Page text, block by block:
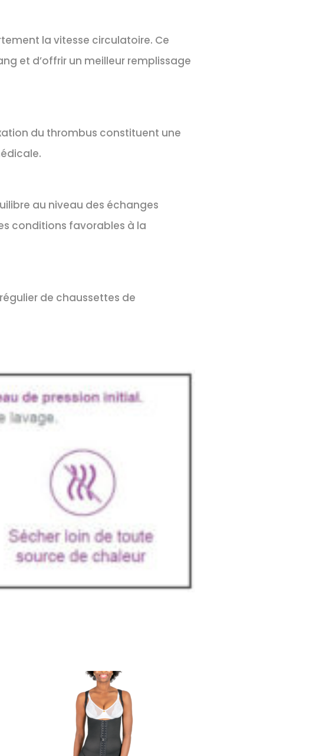
la vitesse circulatoire. Ce
et d’offrir un meilleur remplissage
du thrombus constituent une
au niveau des échanges
conditions favorables à la
de chaussettes de